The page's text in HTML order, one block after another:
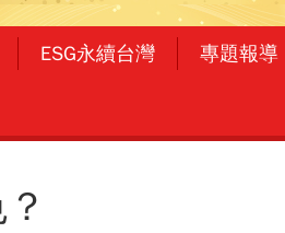
ESG永續台灣 專題報導